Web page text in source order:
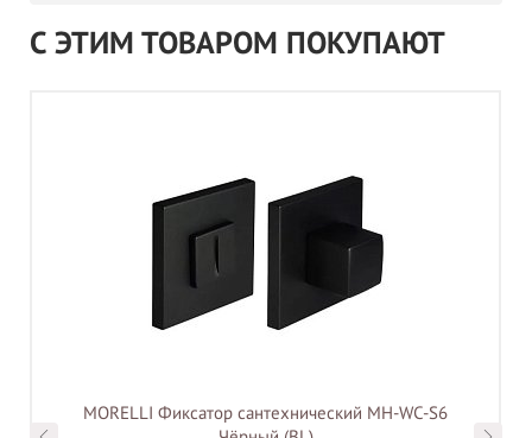
С ЭТИМ ТОВАРОМ ПОКУПАЮТ
MORELLI Фиксатор сантехнический MH-WC-S6